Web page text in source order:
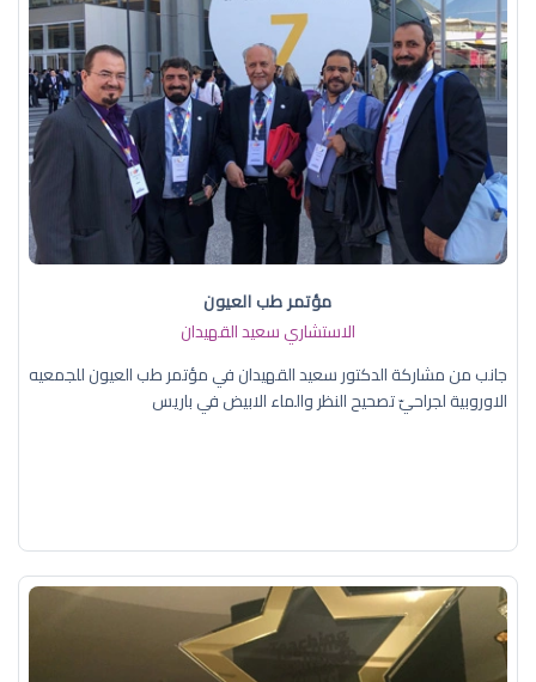
مؤتمر طب العيون
الاستشاري سعيد القهيدان
جانب من مشاركة الدكتور سعيد القهيدان في مؤتمر طب العيون للجمعيه
الاوروبية لجراحيّ تصحيح النظر والماء الابيض في باريس